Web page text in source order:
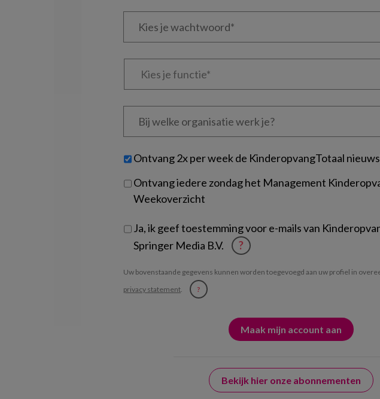
Kies
Kies
Bij
welke
je?
Untitled
Ontvang 2x per week de KinderopvangTotaal
Ontvang iedere zondag het Management
Weekoverzicht
Ja, ik geef toestemming voor e-mails van
Springer Media B.V.
?
Uw bovenstaande gegevens kunnen worden toegevoegd aan uw profiel in
privacy statement. ?
Bekijk hier onze abonnementen